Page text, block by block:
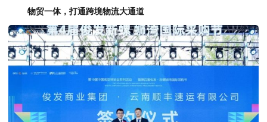
物贸一体，打通跨境物流大通道